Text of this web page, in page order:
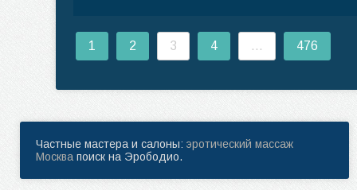
1 2 3 4 ... 476
Частные мастера и салоны: эротический массаж
Москва поиск на Эрободио.